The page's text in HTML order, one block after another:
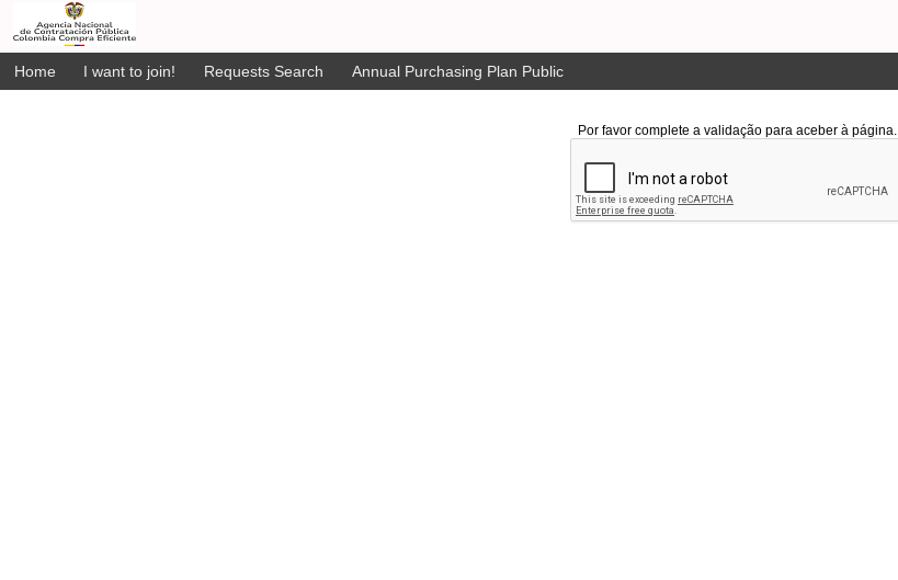
Home I want to join! Requests Search Annual Purchasing Plan Public
Por favor complete a validação para aceber à página.